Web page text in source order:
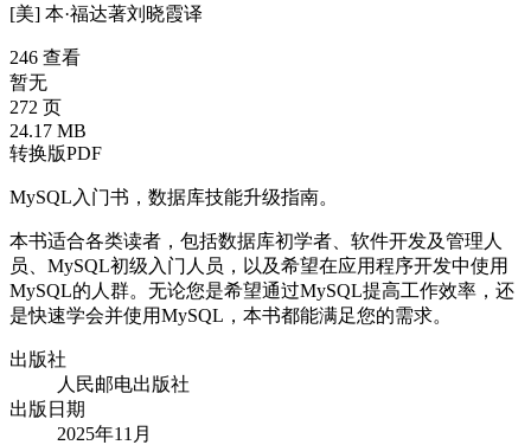
[美] 本·福达著刘晓霞译
246 查看
暂无
272 页
24.17 MB
转换版PDF
MySQL入门书，数据库技能升级指南。
本书适合各类读者，包括数据库初学者、软件开发及管理人
员、MySQL初级入门人员，以及希望在应用程序开发中使用
MySQL的人群。无论您是希望通过MySQL提高工作效率，还
是快速学会并使用MySQL，本书都能满足您的需求。
出版社
人民邮电出版社
出版日期
2025年11月